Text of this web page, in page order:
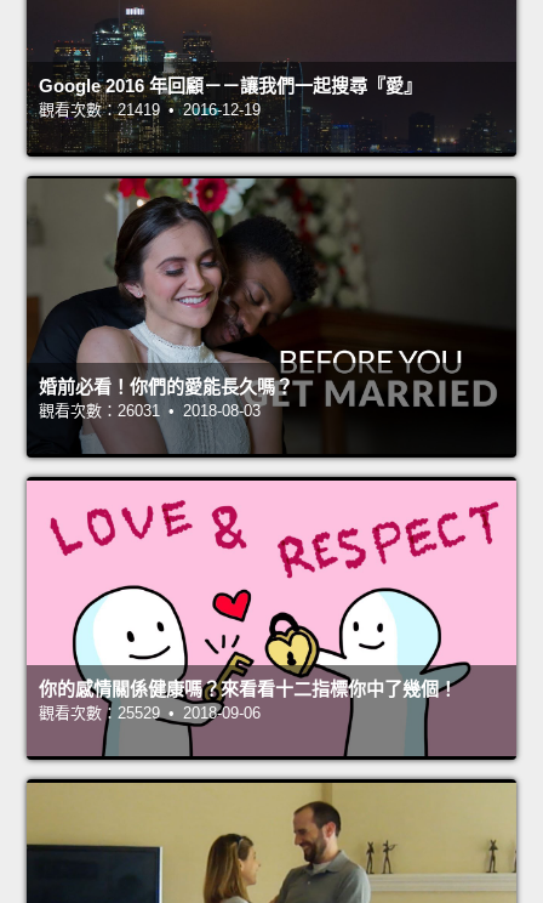
Google 2016 年回顧－－讓我們一起搜尋『愛』
觀看次數：21419 • 2016-12-19
婚前必看！你們的愛能長久嗎？
觀看次數：26031 • 2018-08-03
你的感情關係健康嗎？來看看十二指標你中了幾個！
觀看次數：25529 • 2018-09-06